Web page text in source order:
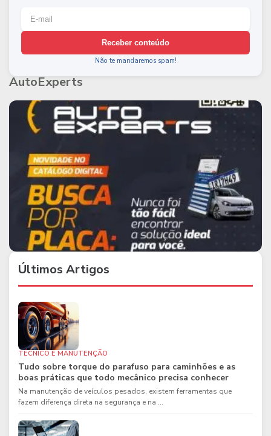
Receber conteúdo
Não te mandaremos spam!
AutoExperts
Últimos Artigos
TÉCNICO E MANUTENÇÃO
Tudo sobre torque do parafuso para caminhões e as
boas práticas que todo mecânico precisa conhecer
Na manutenção de veículos pesados, existem ferramentas que
fazem diferença direta na segurança e na ...